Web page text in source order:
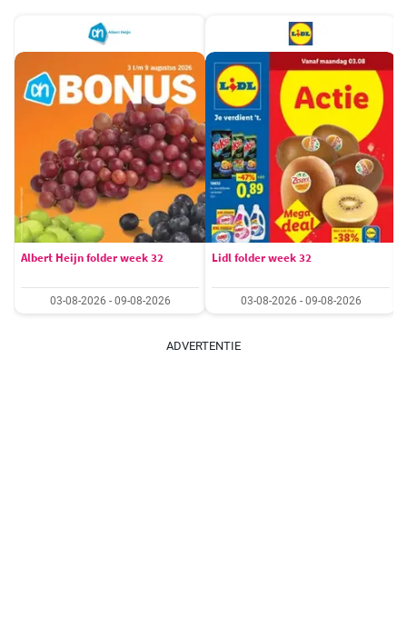
Albert Heijn folder week 32
03-08-2026 - 09-08-2026
Lidl folder week 32
03-08-2026 - 09-08-2026
ADVERTENTIE